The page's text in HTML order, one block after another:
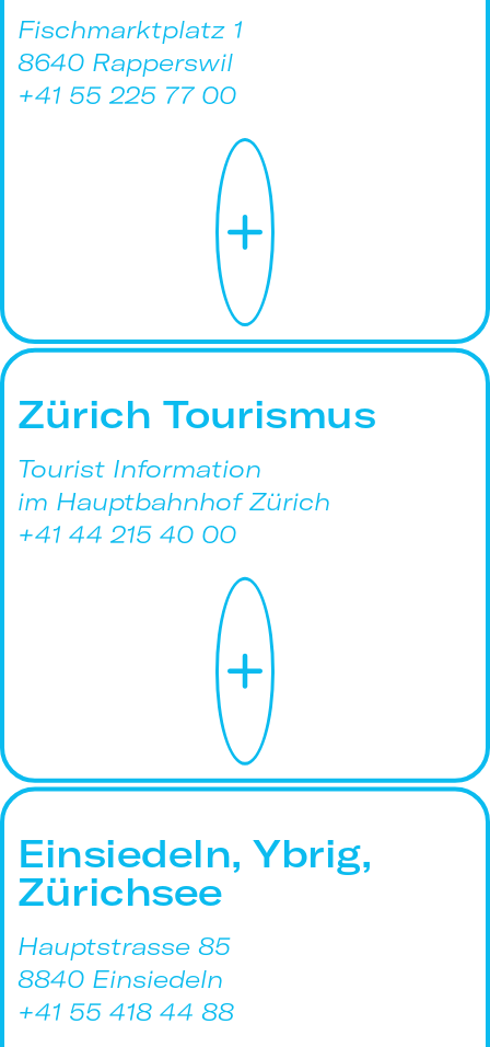
Fischmarktplatz 1
8640 Rapperswil
+41 55 225 77 00
Zürich Tourismus
Tourist Information
im Hauptbahnhof Zürich
+41 44 215 40 00
Einsiedeln, Ybrig,
Zürichsee
Hauptstrasse 85
8840 Einsiedeln
+41 55 418 44 88